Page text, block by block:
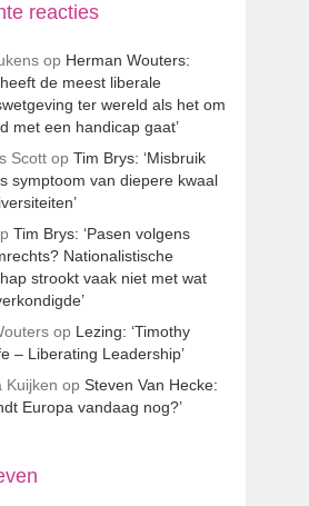
reacties
op Herman Wouters:
heeft de meest liberale
ter wereld als het om
met een handicap gaat’
Scottop Tim Brys: ‘Misbruik
symptoom van diepere kwaal
Tim Brys: ‘Pasen volgens
Nationalistische
strookt vaak niet met wat
op Lezing: ‘Timothy
– Liberating Leadership’
Kuijken op Steven Van Hecke:
Europa vandaag nog?’